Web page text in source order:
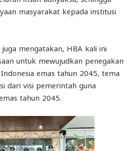
masyarakat kepada institusi
mengatakan, HBA kali ini
untuk mewujudkan penegakan
emas tahun 2045, tema
dari visi pemerintah guna
tahun 2045.